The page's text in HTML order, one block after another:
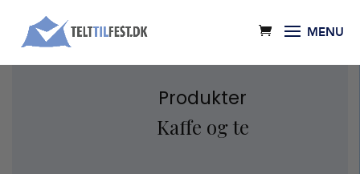
Produkter
Kaffe og te